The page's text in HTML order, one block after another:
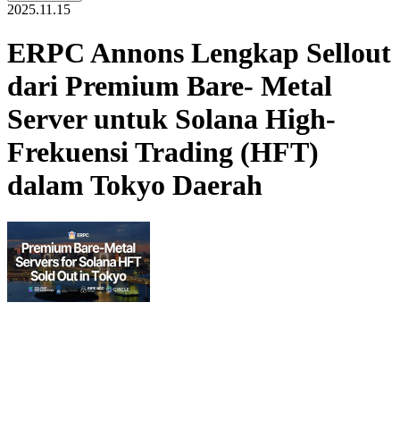
2025.11.15
ERPC Annons Lengkap Sellout
dari Premium Bare- Metal
Server untuk Solana High-
Frekuensi Trading (HFT)
dalam Tokyo Daerah